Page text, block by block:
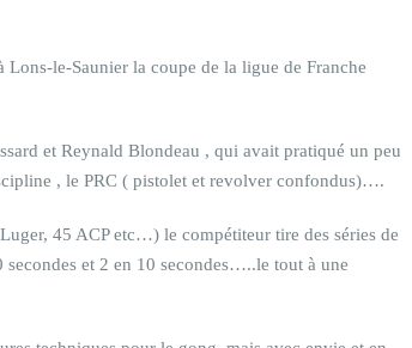
Lons-le-Saunier la coupe de la ligue de Franche
et Reynald Blondeau , qui avait pratiqué un peu
, le PRC ( pistolet et revolver confondus)….
45 ACP etc…) le compétiteur tire des séries de
et 2 en 10 secondes…..le tout à une